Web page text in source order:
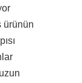
ürünün